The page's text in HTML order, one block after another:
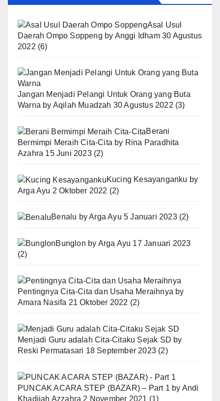
Asal Usul
Daerah Ompo Soppeng by Anggi Idham 30 Agustus
2022 (6)
Jangan Menjadi Pelangi Untuk Orang yang Buta
Warna by Aqilah Muadzah 30 Agustus 2022 (3)
Berani
Bermimpi Meraih Cita-Cita by Rina Paradhita
Azahra 15 Juni 2023 (2)
Kucing Kesayanganku by
Arga Ayu 2 Oktober 2022 (2)
Benalu byArga Ayu 5 Januari 2023 (2)
Bunglon by Arga Ayu 17 Januari 2023
(2)
Pentingnya Cita-Cita dan Usaha Meraihnya by
Amara Nasifa 21 Oktober 2022 (2)
Menjadi Guru adalah Cita-Citaku Sejak SD by
Reski Permatasari 18 September 2023 (2)
PUNCAK ACARA STEP (BAZAR) – Part 1 by Andi
Khadijah Azzahra 2 November 2021 (1)